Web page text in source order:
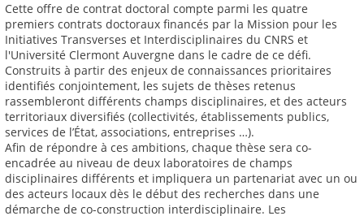
Cette offre de contrat doctoral compte parmi les quatre
premiers contrats doctoraux financés par la Mission pour les
Initiatives Transverses et Interdisciplinaires du CNRS et
l'Université Clermont Auvergne dans le cadre de ce défi.
Construits à partir des enjeux de connaissances prioritaires
identifiés conjointement, les sujets de thèses retenus
rassembleront différents champs disciplinaires, et des acteurs
territoriaux diversifiés (collectivités, établissements publics,
services de l’État, associations, entreprises …).
Afin de répondre à ces ambitions, chaque thèse sera co-
encadrée au niveau de deux laboratoires de champs
disciplinaires différents et impliquera un partenariat avec un ou
des acteurs locaux dès le début des recherches dans une
démarche de co-construction interdisciplinaire. Les